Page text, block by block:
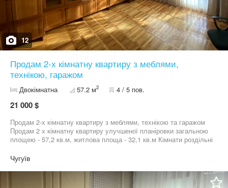
12
Продам 2-х кімнатну квартиру з меблями,
технікою, гаражом
Двокімнатна 57.2 м2 4 / 5 пов.
21 000 $
Продам 2-х кімнатну квартиру з меблями, технікою та гаражом
Продам 2 х кімнатну квартиру улучшеної планіровки загальною
площею - 57,2 кв.м, житлова площа - 32,1 кв.м Кімнати роздільні
Знаходиться на 4/5 поверсі, не кутова. Тепла, світла, дуже
затишна Залишаються меблі, та техніка. Є велика кладова
Гараж знаходиться через дорогу Документы готові до продажу
Працюємо по сертифікату
Чугуїв